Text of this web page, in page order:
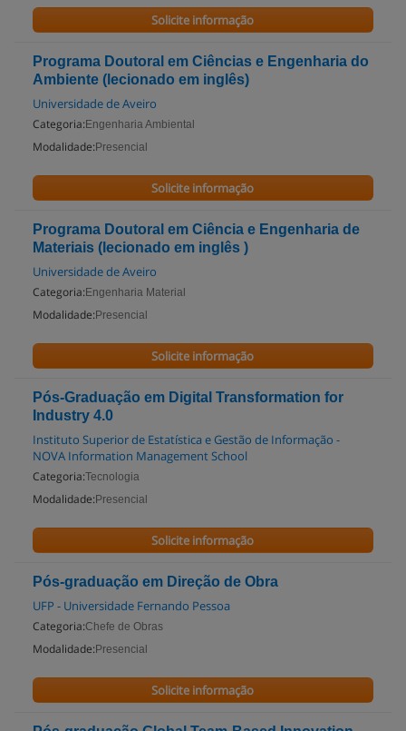
Solicite informação
Programa Doutoral em Ciências e Engenharia do
Ambiente (lecionado em inglês)
Universidade de Aveiro
Categoria: Engenharia Ambiental
Modalidade: Presencial
Solicite informação
Programa Doutoral em Ciência e Engenharia de
Materiais (lecionado em inglês )
Universidade de Aveiro
Categoria: Engenharia Material
Modalidade: Presencial
Solicite informação
Pós-Graduação em Digital Transformation for
Industry 4.0
Instituto Superior de Estatística e Gestão de Informação -
NOVA Information Management School
Categoria:Tecnologia
Modalidade: Presencial
Solicite informação
Pós-graduação em Direção de Obra
UFP - Universidade Fernando Pessoa
Categoria:Chefe de Obras
Modalidade: Presencial
Solicite informação